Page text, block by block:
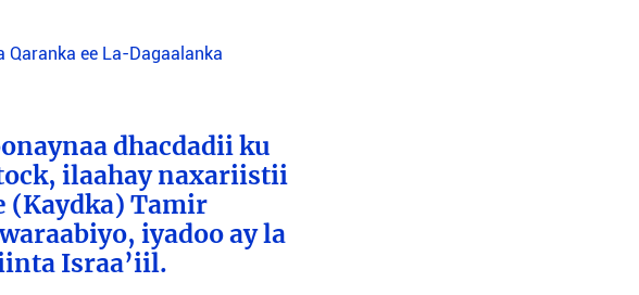
Qaranka ee La-Dagaalanka
dhacdadii ku
ilaahay naxariistii
(Kaydka) Tamir
iyadoo ay la
Israa’iil.